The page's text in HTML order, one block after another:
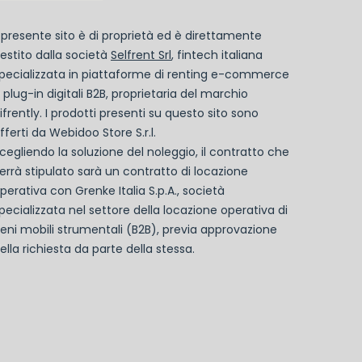
presente sito è di proprietà ed è direttamente
dalla società Selfrent Srl, fintech italiana
in piattaforme di renting e-commerce
plug-in digitali B2B, proprietaria del marchio
I prodotti presenti su questo sito sono
da Webidoo Store S.r.l.
la soluzione del noleggio, il contratto che
stipulato sarà un contratto di locazione
con Grenke Italia S.p.A., società
nel settore della locazione operativa di
mobili strumentali (B2B), previa approvazione
richiesta da parte della stessa.